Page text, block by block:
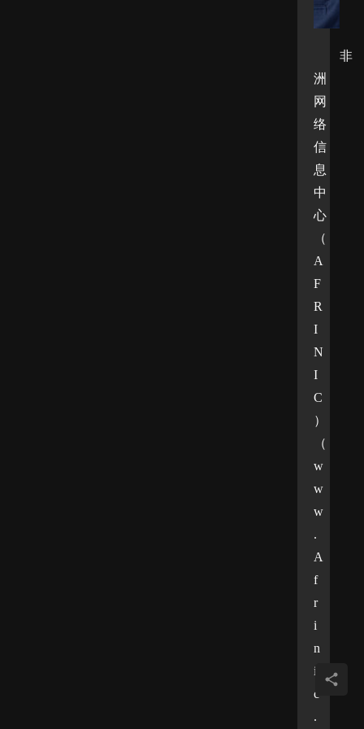
非
洲
网
络
信
息
中
心
（
A
F
R
I
N
I
C
）
（
w
w
w
.
A
f
r
i
n
i
c
.